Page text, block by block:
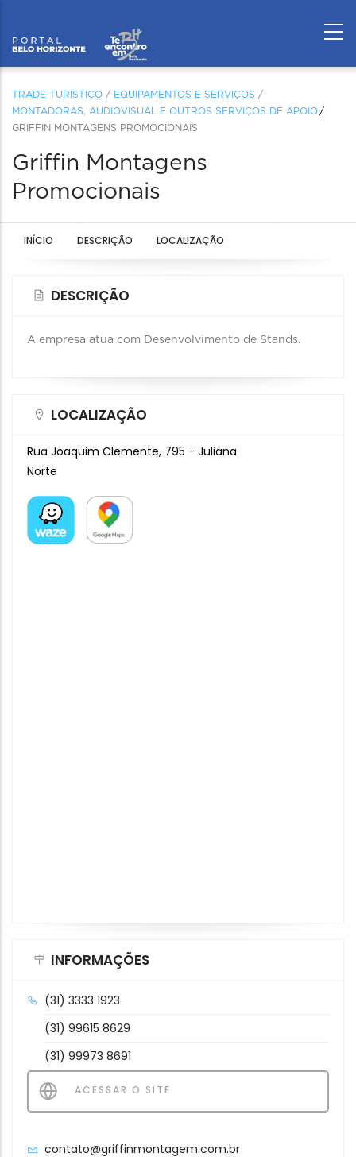
TRADE TURÍSTICO / EQUIPAMENTOS E SERVIÇOS /
MONTADORAS, AUDIOVISUAL E OUTROS SERVIÇOS DE APOIO
GRIFFIN MONTAGENS PROMOCIONAIS
Griffin Montagens
Promocionais
INÍCIO DESCRIÇÃO LOCALIZAÇÃO
DESCRIÇÃO
A empresa atua com Desenvolvimento de Stands.
LOCALIZAÇÃO
Rua Joaquim Clemente, 795 - Juliana
Norte
INFORMAÇÕES
(31) 3333 1923
(31) 99615 8629
(31) 99973 8691
ACESSAR O SITE
contato@griffinmontagem.com.br